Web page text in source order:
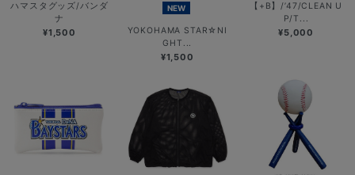
ハマスタグッズ/バンダ
ナ
¥1,500
NEW
YOKOHAMA STAR☆NI
GHT...
¥1,500
【+B】/’47/CLEAN U
P/T...
¥5,000